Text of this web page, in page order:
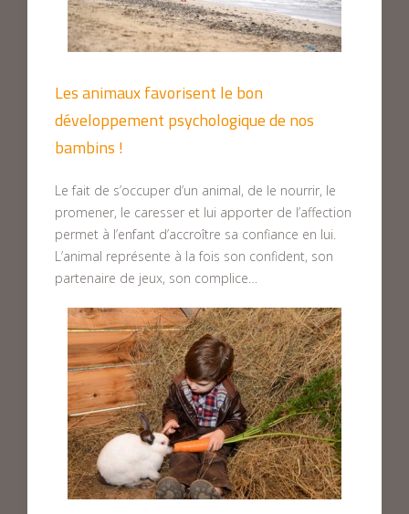
Les animaux favorisent le bon
développement psychologique de nos
bambins !
Le fait de s’occuper d’un animal, de le nourrir, le
promener, le caresser et lui apporter de l’affection
permet à l’enfant d’accroître sa confiance en lui.
L’animal représente à la fois son confident, son
partenaire de jeux, son complice…